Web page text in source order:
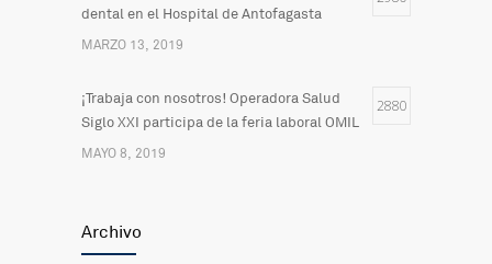
dental en el Hospital de Antofagasta
MARZO 13, 2019
¡Trabaja con nosotros! Operadora Salud
Siglo XXI participa de la feria laboral OMIL
2880
MAYO 8, 2019
la Comunicación del Hospital
Archivo